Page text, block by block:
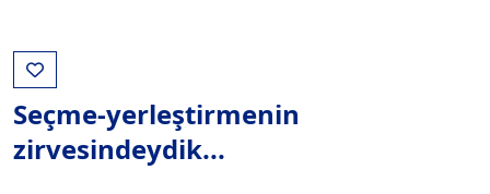
Seçme-yerleştirmenin
zirvesindeydik...